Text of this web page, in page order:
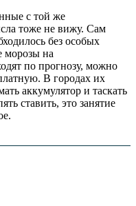
с той же
тоже не вижу. Сам
без особых
морозы на
по прогнозу, можно
В городах их
аккумулятор и таскать
ставить, это занятие